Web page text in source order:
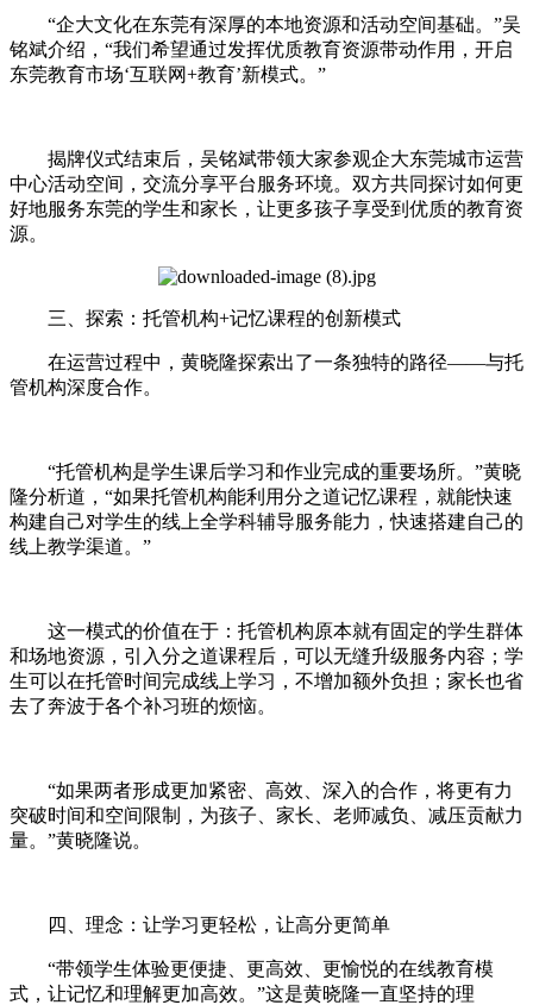
“企大文化在东莞有深厚的本地资源和活动空间基础。”吴
铭斌介绍，“我们希望通过发挥优质教育资源带动作用，开启
东莞教育市场‘互联网+教育’新模式。”
揭牌仪式结束后，吴铭斌带领大家参观企大东莞城市运营
中心活动空间，交流分享平台服务环境。双方共同探讨如何更
好地服务东莞的学生和家长，让更多孩子享受到优质的教育资
源。
三、探索：托管机构+记忆课程的创新模式
在运营过程中，黄晓隆探索出了一条独特的路径——与托
管机构深度合作。
“托管机构是学生课后学习和作业完成的重要场所。”黄晓
隆分析道，“如果托管机构能利用分之道记忆课程，就能快速
构建自己对学生的线上全学科辅导服务能力，快速搭建自己的
线上教学渠道。”
这一模式的价值在于：托管机构原本就有固定的学生群体
和场地资源，引入分之道课程后，可以无缝升级服务内容；学
生可以在托管时间完成线上学习，不增加额外负担；家长也省
去了奔波于各个补习班的烦恼。
“如果两者形成更加紧密、高效、深入的合作，将更有力
突破时间和空间限制，为孩子、家长、老师减负、减压贡献力
量。”黄晓隆说。
四、理念：让学习更轻松，让高分更简单
“带领学生体验更便捷、更高效、更愉悦的在线教育模
式，让记忆和理解更加高效。”这是黄晓隆一直坚持的理